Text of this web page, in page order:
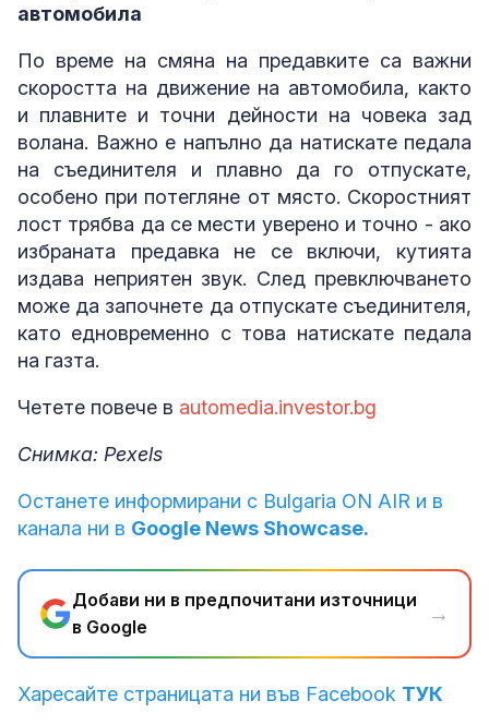
автомобила
По време на смяна на предавките са важни
скоростта на движение на автомобила, както
и плавните и точни дейности на човека зад
волана. Важно е напълно да натискате педала
на съединителя и плавно да го отпускате,
особено при потегляне от място. Скоростният
лост трябва да се мести уверено и точно - ако
избраната предавка не се включи, кутията
издава неприятен звук. След превключването
може да започнете да отпускате съединителя,
като едновременно с това натискате педала
на газта.
Четете повече в automedia.investor.bg
Снимка: Pexels
Останете информирани с Bulgaria ON AIR и в
канала ни в Google News Showcase.
Добави ни в предпочитани източници
в Google
→
Харесайте страницата ни във Facebook ТУК